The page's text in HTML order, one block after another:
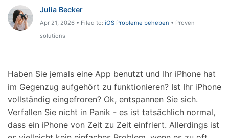
Support
Hilfe und Unterstützung erhalten
DOWNLOAD Anmelden
Julia Becker
Apr 21, 2026 • Filed to: iOS Probleme beheben • Proven
solutions
Haben Sie jemals eine App benutzt und Ihr iPhone hat
im Gegenzug aufgehört zu funktionieren? Ist Ihr iPhone
vollständig eingefroren? Ok, entspannen Sie sich.
Verfallen Sie nicht in Panik - es ist tatsächlich normal,
dass ein iPhone von Zeit zu Zeit einfriert. Allerdings ist